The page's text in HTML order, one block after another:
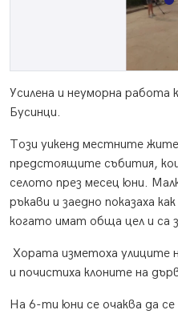
Усилена и неуморна
Бусинци.
Този уикенд местните
предстоящите събития,
селото през месец юни.
ръкави и заедно показаха
когато имат обща цел и са
Хората изметоха улиците
и почистиха клоните на
На 6-ти юни се очаква да